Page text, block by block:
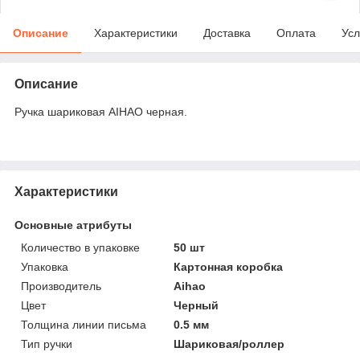
Описание Характеристики Доставка Оплата
Описание
Ручка шариковая AIHAO черная.
Характеристики
Основные атрибуты
Количество в упаковке
50 шт
Упаковка
Картонная коробка
Производитель
Aihao
Цвет
Черный
Толщина линии письма
0.5 мм
Тип ручки
Шариковая/роллер